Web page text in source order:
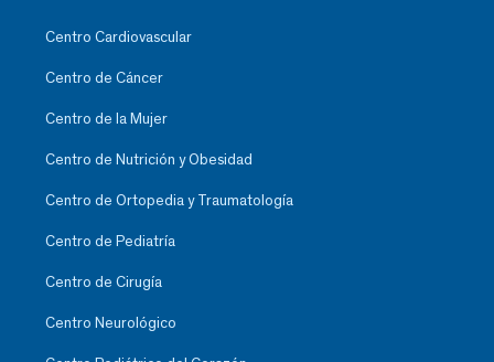
Centro Cardiovascular
Centro de Cáncer
Centro de la Mujer
Centro de Nutrición y Obesidad
Centro de Ortopedia y Traumatología
Centro de Pediatría
Centro de Cirugía
Centro Neurológico